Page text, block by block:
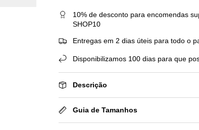
10% de desconto para encomendas
SHOP10
Entregas em 2 dias úteis para todo o
Disponibilizamos 100 dias para que
Descrição
Guia de Tamanhos